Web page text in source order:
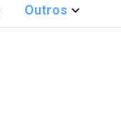
Outros